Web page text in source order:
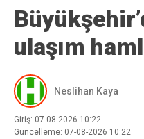
ulaşım
Neslihan Kaya
Giriş: 07-08-2026 10:22
Güncelleme: 07-08-2026 10:22